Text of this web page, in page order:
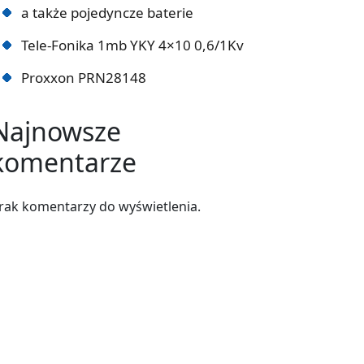
a także pojedyncze baterie
Tele-Fonika 1mb YKY 4×10 0,6/1Kv
Proxxon PRN28148
komentarzy do wyświetlenia.